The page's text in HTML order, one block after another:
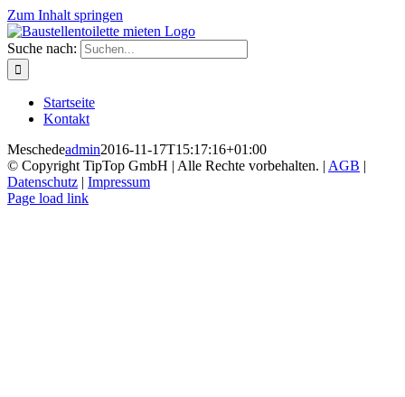
Zum Inhalt springen
Suche nach:
Startseite
Kontakt
Meschedeadmin2016-11-17T15:17:16+01:00
© Copyright TipTop GmbH | Alle Rechte vorbehalten. | AGB |
Datenschutz | Impressum
Page load link